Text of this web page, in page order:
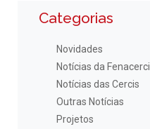
Categorias
Novidades
Notícias da Fenacerci
Notícias das Cercis
Outras Notícias
Projetos